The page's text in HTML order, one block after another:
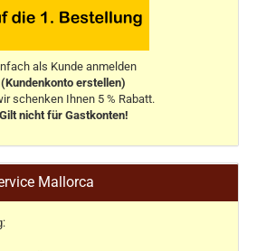
als Kunde anmelden
(Kundenkonto erstellen)
schenken Ihnen 5 % Rabatt.
Gilt nicht für Gastkonten!
Mallorca